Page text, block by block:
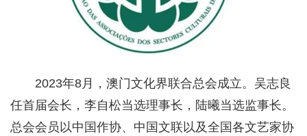
2023年8月，澳门文化界联合总会成立。吴志良
任首届会长，李自松当选理事长，陆曦当选监事长。
总会会员以中国作协、中国文联以及全国各文艺家协